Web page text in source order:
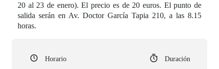
20 al 23 de enero). El precio es de 20 euros. El punto de
salida serán en Av. Doctor García Tapia 210, a las 8.15
horas.
Horario Duración